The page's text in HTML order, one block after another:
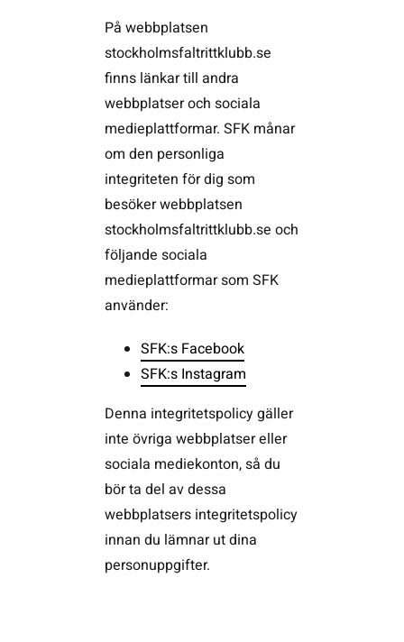
På webbplatsen
stockholmsfaltrittklubb.se
finns länkar till andra
webbplatser och sociala
medieplattformar. SFK månar
om den personliga
integriteten för dig som
besöker webbplatsen
stockholmsfaltrittklubb.se och
följande sociala
medieplattformar som SFK
använder:
SFK:s Facebook
SFK:s Instagram
Denna integritetspolicy gäller
inte övriga webbplatser eller
sociala mediekonton, så du
bör ta del av dessa
webbplatsers integritetspolicy
innan du lämnar ut dina
personuppgifter.